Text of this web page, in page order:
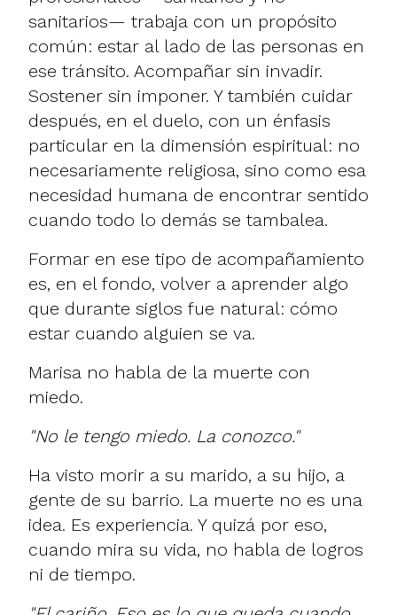
sanitarios— trabaja con un propósito
común: estar al lado de las personas en
ese tránsito. Acompañar sin invadir.
Sostener sin imponer. Y también cuidar
después, en el duelo, con un énfasis
particular en la dimensión espiritual: no
necesariamente religiosa, sino como esa
necesidad humana de encontrar sentido
cuando todo lo demás se tambalea.
Formar en ese tipo de acompañamiento
es, en el fondo, volver a aprender algo
que durante siglos fue natural: cómo
estar cuando alguien se va.
Marisa no habla de la muerte con
miedo.
"No le tengo miedo. La conozco."
Ha visto morir a su marido, a su hijo, a
gente de su barrio. La muerte no es una
idea. Es experiencia. Y quizá por eso,
cuando mira su vida, no habla de logros
ni de tiempo.